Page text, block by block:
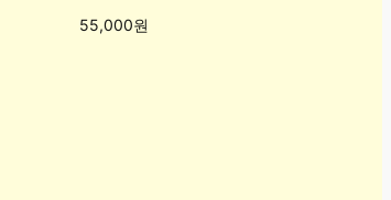
55,000원